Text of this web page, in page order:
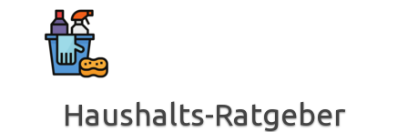
Inhalt
springen
Haushalts-Ratgeber